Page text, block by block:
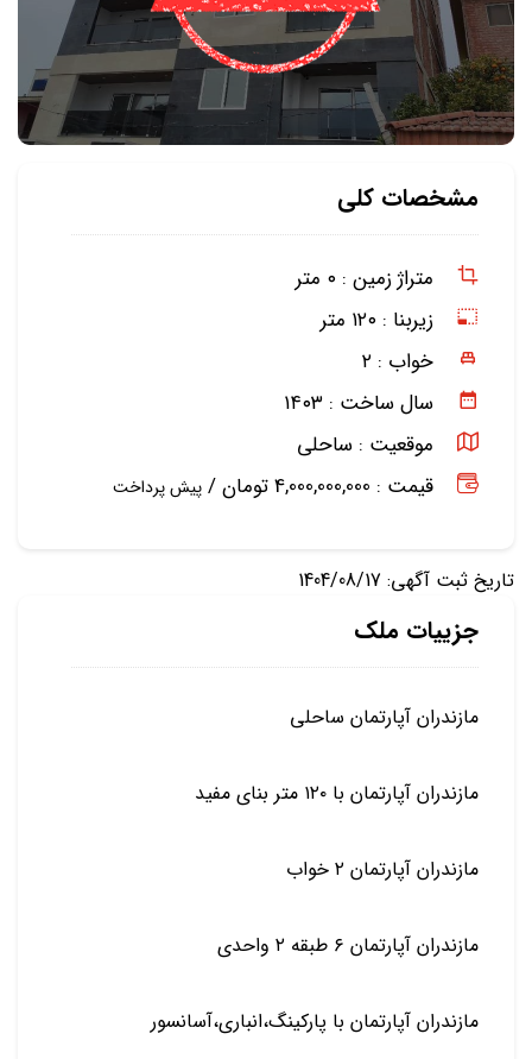
مشخصات کلی
متراژ زمین : ۰ متر
زیربنا : ۱۲۰ متر
خواب : ۲
سال ساخت : ۱۴۰۳
موقعیت : ساحلی
قیمت : 4,000,000,000 تومان /
پیش پرداخت
تاریخ ثبت آگهی: 1404/08/17
جزییات ملک
مازندران آپارتمان ساحلی
مازندران آپارتمان با ۱۲۰ متر بنای مفید
مازندران آپارتمان ۲ خواب
مازندران آپارتمان ۶ طبقه ۲ واحدی
مازندران آپارتمان با پارکینگ،انباری،آسانسور